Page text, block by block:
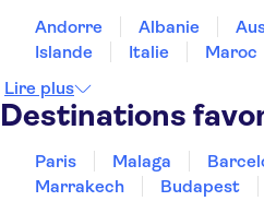
Andorre Albanie
Islande
Italie Maroc
Lire plus
Destinations
Paris Malaga
Marrakech
Budapest